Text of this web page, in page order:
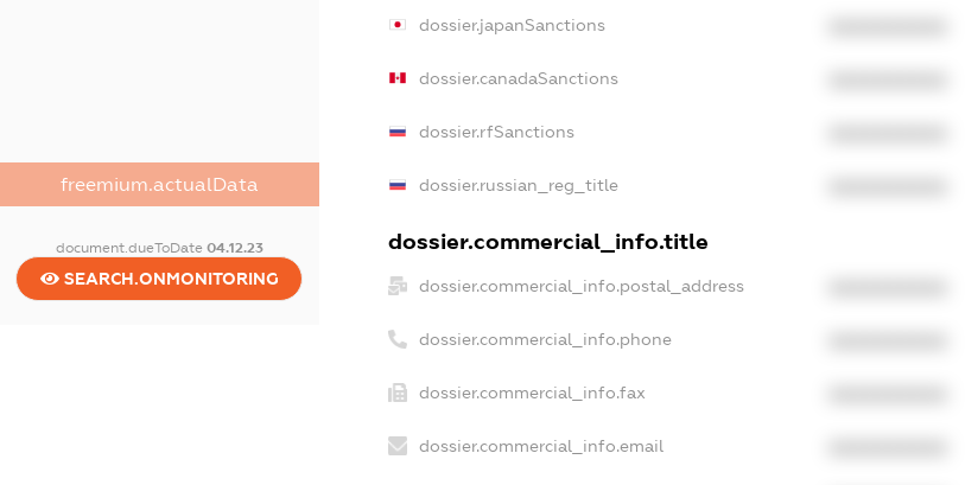
freemium.actualData
document.dueToDate 04.12.23
SEARCH.ONMONITORING
dossier.japanSanctions
dossier.canadaSanctions
dossier.rfSanctions
dossier.russian_reg_title
dossier.commercial_info.title
dossier.commercial_info.postal_address
dossier.commercial_info.phone
dossier.commercial_info.fax
dossier.commercial_info.email